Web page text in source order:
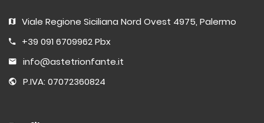
Viale Regione Siciliana Nord Ovest 4975, Palermo
+39 091 6709962 Pbx
info@astetrionfante.it
P.IVA: 07072360824